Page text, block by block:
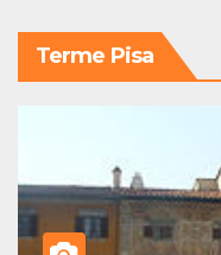
Terme Pisa